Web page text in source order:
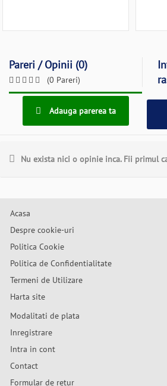
Pareri / Opinii (0)
(0 Pareri)
Adauga parerea ta
Nu exista nici o opinie inca. Fii primul
Acasa
Despre cookie-uri
Politica Cookie
Politica de Confidentialitate
Termeni de Utilizare
Harta site
Modalitati de plata
Inregistrare
Intra in cont
Contact
Formular de retur